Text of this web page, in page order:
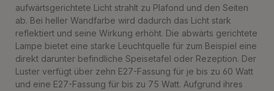
aufwärtsgerichtete Licht strahlt zu Plafond und den Seiten
ab. Bei heller Wandfarbe wird dadurch das Licht stark
reflektiert und seine Wirkung erhöht. Die abwärts gerichtete
Lampe bietet eine starke Leuchtquelle für zum Beispiel eine
direkt darunter befindliche Speisetafel oder Rezeption. Der
Luster verfügt über zehn E27-Fassung für je bis zu 60 Watt
und eine E27-Fassung für bis zu 75 Watt. Aufgrund ihres